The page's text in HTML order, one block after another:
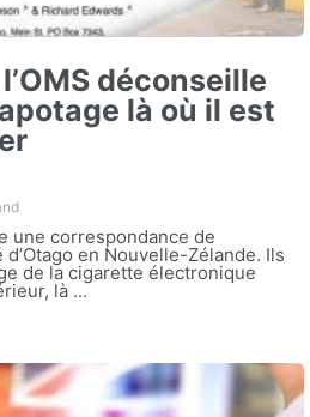
déconseille
là où il est
une correspondance de
en Nouvelle-Zélande. Ils
de la cigarette électronique
là ...